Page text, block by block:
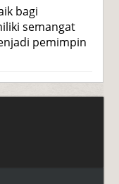
bagi
semangat
pemimpin